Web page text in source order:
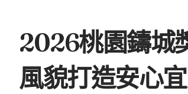
2026桃園鑄城
風貌打造安心